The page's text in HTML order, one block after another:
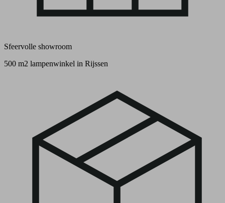
Sfeervolle showroom
500 m2 lampenwinkel in Rijssen